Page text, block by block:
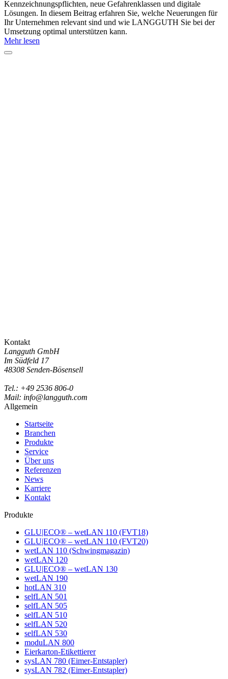
Kennzeichnungspflichten, neue Gefahrenklassen und digitale
Lösungen. In diesem Beitrag erfahren Sie, welche Neuerungen für
Ihr Unternehmen relevant sind und wie LANGGUTH Sie bei der
Umsetzung optimal unterstützen kann.
Mehr lesen
Kontakt
Langguth GmbH
Im Südfeld 17
48308 Senden-Bösensell
Tel.: +49 2536 806-0
Mail: info@langguth.com
Allgemein
Startseite
Branchen
Produkte
Service
Über uns
Referenzen
News
Karriere
Kontakt
Produkte
GLU|ECO® – wetLAN 110 (FVT18)
GLU|ECO® – wetLAN 110 (FVT20)
wetLAN 110 (Schwingmagazin)
wetLAN 120
GLU|ECO® – wetLAN 130
wetLAN 190
hotLAN 310
selfLAN 501
selfLAN 505
selfLAN 510
selfLAN 520
selfLAN 530
moduLAN 800
Eierkarton-Etikettierer
sysLAN 780 (Eimer-Entstapler)
sysLAN 782 (Eimer-Entstapler)